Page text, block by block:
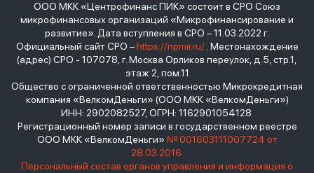
ООО МКК «Центрофинанс ПИК» состоит в СРО Союз
микрофинансовых организаций «Микрофинансирование и
развитие». Дата вступления в СРО – 11.03.2022 г.
Официальный сайт СРО –https://npmir.ru/. Местонахождение
(адрес) СРО - 107078, г. Москва Орликов переулок, д.5, стр.1,
этаж 2, пом.11
Общество с ограниченной ответственностью Микрокредитная
компания «ВелкомДеньги» (ООО МКК «ВелкомДеньги»)
ИНН: 2902082527, ОГРН: 1162901054128
Регистрационный номер записи в государственном реестре
ООО МКК «ВелкомДеньги» № 001603111007724 от
28.03.2016
Персональный состав органов управления и информация о